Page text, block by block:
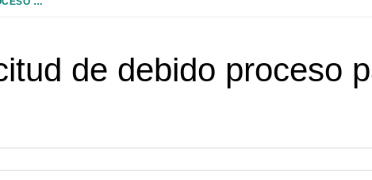
de debido proceso